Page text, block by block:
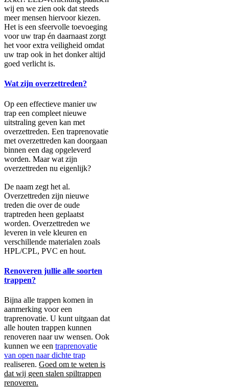
wij en we zien ook dat steeds
meer mensen hiervoor kiezen.
Het is een sfeervolle toevoeging
voor uw trap én daarnaast zorgt
het voor extra veiligheid omdat
uw trap ook in het donker altijd
goed verlicht is.
Wat zijn overzettreden?
Op een effectieve manier uw
trap een compleet nieuwe
uitstraling geven kan met
overzettreden. Een traprenovatie
met overzettreden kan doorgaan
binnen een dag opgeleverd
worden. Maar wat zijn
overzettreden nu eigenlijk?
De naam zegt het al.
Overzettreden zijn nieuwe
treden die over de oude
traptreden heen geplaatst
worden. Overzettreden we
leveren in vele kleuren en
verschillende materialen zoals
HPL/CPL, PVC en hout.
Renoveren jullie alle soorten
trappen?
Bijna alle trappen komen in
aanmerking voor een
traprenovatie. U kunt uitgaan dat
alle houten trappen kunnen
renoveren naar uw wensen. Ook
kunnen we een traprenovatie
van open naar dichte trap
realiseren. Goed om te weten is
dat wij geen stalen spiltrappen
renoveren.